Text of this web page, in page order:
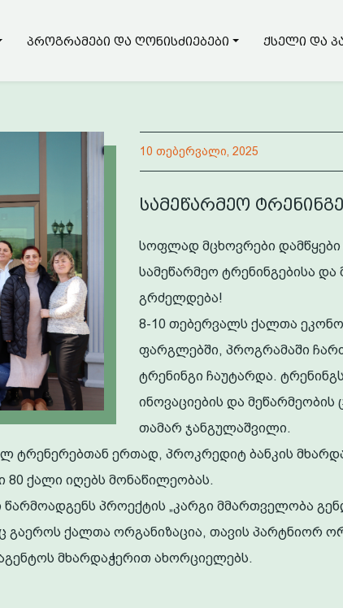
პროგრამები და ღონისძიებები ქსელი და
10 თებერვალი, 2025
სამეწარმეო
სოფლად მცხოვრები დამწყები
სამეწარმეო ტრენინგებისა
გრძელდება!
8-10 თებერვალს ქალთა
ფარგლებში, პროგრამაში
ტრენინგი ჩაუტარდა.
ინოვაციების და
თამარ ჯანგულაშვილი.
ტრენერებთან ერთად, პროკრედიტ ბანკის
ქალი იღებს მონაწილეობას.
პროექტის „კარგი მმართველობა
გაეროს ქალთა ორგანიზაცია, თავის პარტნიორ
მხარდაჭერით ახორციელებს.